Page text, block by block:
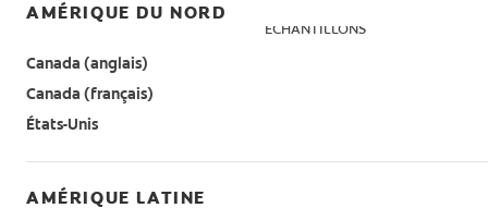
FORMATIONS PROFESSIONNELLES
ECHANTILLONS
AMÉRIQUE DU NORD
Canada (anglais)
Canada (français)
États-Unis
AMÉRIQUE LATINE